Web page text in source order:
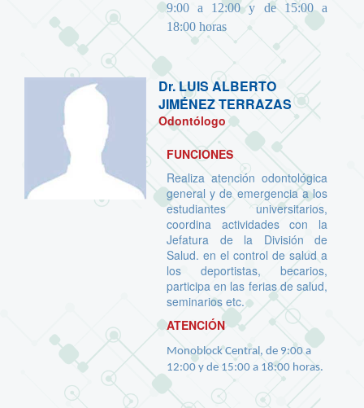
9:00 a 12:00 y de 15:00 a
18:00 horas
Dr.LUIS ALBERTO
JIMÉNEZ TERRAZAS
Odontólogo
FUNCIONES
Realiza atención odontológica
general y de emergencia a los
estudiantes universitarios,
coordina actividades con la
Jefatura de la División de
Salud. en el control de salud a
los deportistas, becarios,
participa en las ferias de salud,
seminarios etc.
ATENCIÓN
Monoblock Central, de 9:00 a
12:00 y de 15:00 a 18:00 horas.